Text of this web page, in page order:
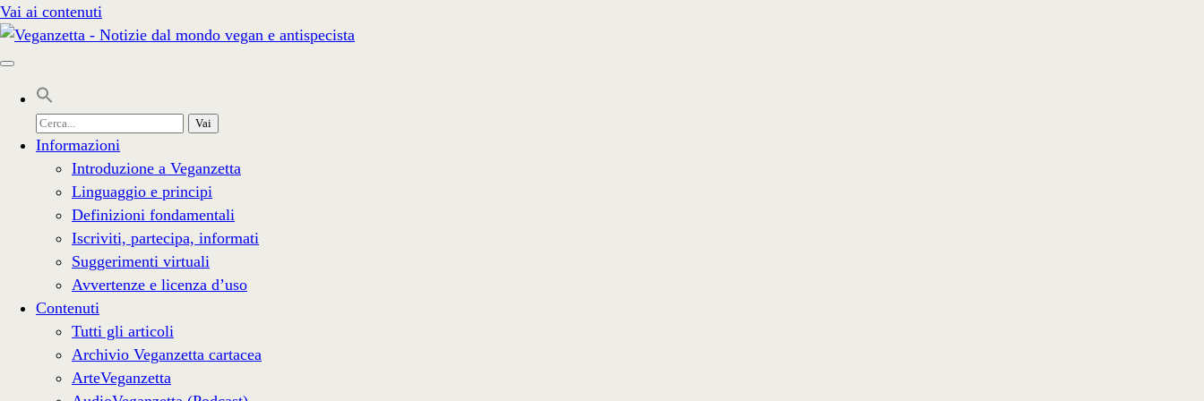
Vai ai contenuti
Cerca
per:
Informazioni
Introduzione a Veganzetta
Linguaggio e principi
Definizioni fondamentali
Iscriviti, partecipa, informati
Suggerimenti virtuali
Avvertenze e licenza d’uso
Contenuti
Tutti gli articoli
Archivio Veganzetta cartacea
ArteVeganzetta